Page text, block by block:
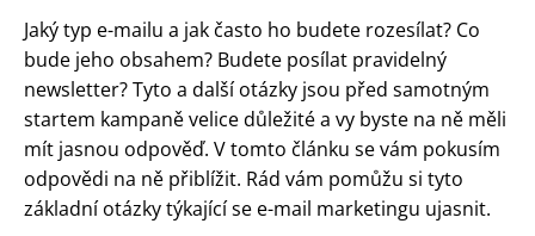
Jaký typ e-mailu a jak často ho budete rozesílat? Co
bude jeho obsahem? Budete posílat pravidelný
newsletter? Tyto a další otázky jsou před samotným
startem kampaně velice důležité a vy byste na ně měli
mít jasnou odpověď. V tomto článku se vám pokusím
odpovědi na ně přiblížit. Rád vám pomůžu si tyto
základní otázky týkající se e-mail marketingu ujasnit.